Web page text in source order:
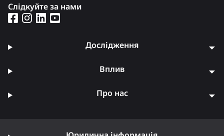
Слідкуйте за нами
Дослідження
Вплив
Про нас